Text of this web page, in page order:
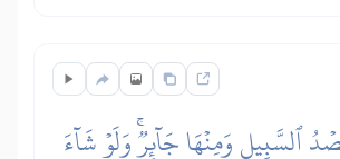
ٱلسَّبِيلِ وَمِنۡهَا جَآئِرٞۚ وَلَوۡ شَآءَ